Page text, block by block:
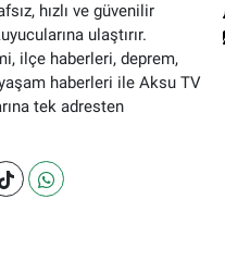
hızlı ve güvenilir
ulaştırır.
ilçe haberleri, deprem,
haberleri ile Aksu TV
tek adresten